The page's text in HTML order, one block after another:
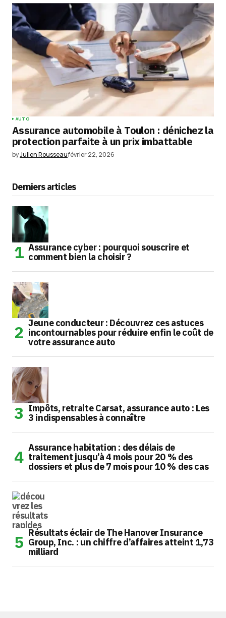
AUTO
Assurance automobile à Toulon : dénichez la
protection parfaite à un prix imbattable
byJulien Rousseaufévrier 22, 2026
Derniers articles
Assurance cyber : pourquoi souscrire et
comment bien la choisir ?
Jeune conducteur : Découvrez ces astuces
incontournables pour réduire enfin le coût de
votre assurance auto
Impôts, retraite Carsat, assurance auto : Les
3 indispensables à connaître
Assurance habitation : des délais de
traitement jusqu’à 4 mois pour 20 % des
dossiers et plus de 7 mois pour 10 % des cas
Résultats éclair de The Hanover Insurance
Group, Inc. : un chiffre d’affaires atteint 1,73
milliard